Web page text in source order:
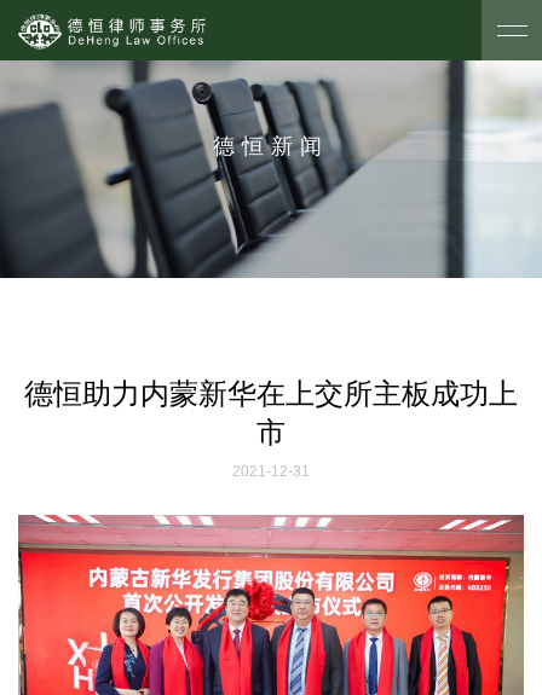
德恒新闻
德恒助力内蒙新华在上交所主板成功上
市
2021-12-31